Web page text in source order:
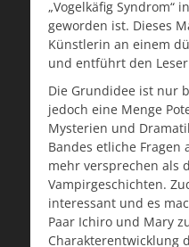
„Vogelkäfig Syndrom“
geworden ist. Dieses
Künstlerin an einem
und entführt den
Die Grundidee ist nur
jedoch eine Menge
Mysterien und
Bandes etliche
mehr versprechen als
Vampirgeschichten.
interessant und es
Paar Ichiro und Mary
Charakterentwicklung